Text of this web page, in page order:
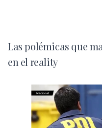
Las polémicas que
en el reality